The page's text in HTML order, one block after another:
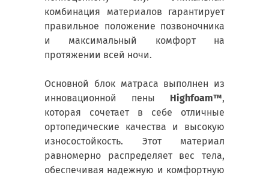
комбинация материалов гарантирует
правильное положение позвоночника
и максимальный комфорт на
протяжении всей ночи.
Основной блок матраса выполнен из
инновационной пены Highfoam™,
которая сочетает в себе отличные
ортопедические качества и высокую
износостойкость. Этот материал
равномерно распределяет вес тела,
обеспечивая надежную и комфортную